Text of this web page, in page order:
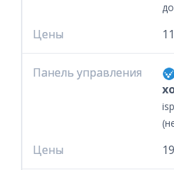
Цены
Цены
Панель управления
Панель управления
Цены
Цены